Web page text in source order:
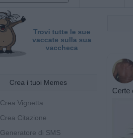
Trovi tutte le sue
vaccate sulla sua
vaccheca
Crea i tuoi Memes
Crea Vignetta
Crea Citazione
Generatore di SMS
Certe